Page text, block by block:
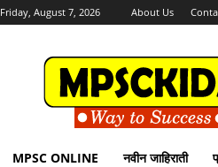
Friday, August 7, 2026 About Us
सर्व
नवीन
जाहिराती
Letest
Jobs
MPSC ONLINE नवीन जाहिराती